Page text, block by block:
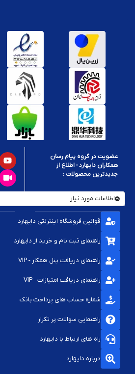
عضویت در گروه پیام رسان
همکاران دایهارد - اطلاع از
جدیدترین محصولات :
اطلاعات مورد نیاز
قوانین فروشگاه اینترنتی دایهارد
راهنمای ثبت نام و خرید از دایهارد
راهنمای دریافت پنل همکار - VIP
راهنمای دریافت امتیازات - VIP
شماره حساب های پرداخت بانک
راهنمایی سوالات پر تکرار
راه های ارتباط با دایهارد
درباره دایهارد